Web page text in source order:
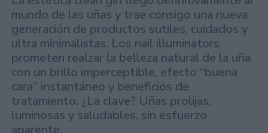
mundo de las uñas y trae consigo una nueva
generación de productos sutiles, cuidados y
ultra minimalistas. Los nail illuminators
prometen realzar la belleza natural de la uña
con un brillo imperceptible, efecto “buena
cara” instantáneo y beneficios de
tratamiento. ¿La clave? Uñas prolijas,
luminosas y saludables, sin esfuerzo